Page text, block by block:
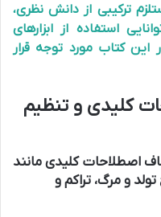
ترکیبی از دانش نظری،
استفاده از ابزارهای
کتاب مورد توجه قرار
کلیدی و تنظیم
اصطلاحات کلیدی مانند
و مرگ، تراکم و